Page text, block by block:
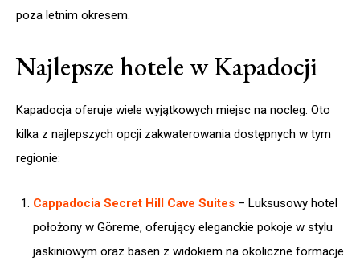
poza letnim okresem.
Najlepsze hotele w Kapadocji
Kapadocja oferuje wiele wyjątkowych miejsc na nocleg. Oto
kilka z najlepszych opcji zakwaterowania dostępnych w tym
regionie:
Cappadocia Secret Hill Cave Suites – Luksusowy hotel
położony w Göreme, oferujący eleganckie pokoje w stylu
jaskiniowym oraz basen z widokiem na okoliczne formacje